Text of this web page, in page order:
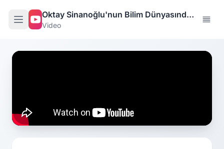
Oktay Sinanoğlu'nun Bilim Dünyasında
Çığır Açan Buluşları
Video